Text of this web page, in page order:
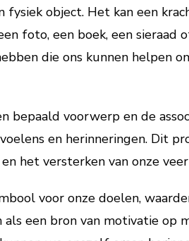
fysiek object. Het kan een
foto, een boek, een sieraad
die ons kunnen helpen
bepaald voorwerp en de
en herinneringen. Dit
het versterken van onze
voor onze doelen,
een bron van motivatie op